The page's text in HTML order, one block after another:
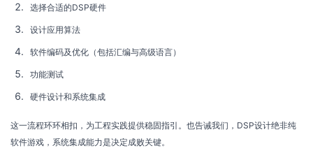
选择合适的DSP硬件
设计应用算法
软件编码及优化（包括汇编与高级语言）
功能测试
硬件设计和系统集成
这一流程环环相扣，为工程实践提供稳固指引。也告诫我们，DSP设计绝非纯
软件游戏，系统集成能力是决定成败关键。